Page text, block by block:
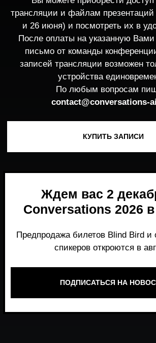
устройства единовременно.
По любым вопросам пишите
contact@conversations-ai.co m
Ждем вас 2 декабря на
Conversations 2026 в Москве
ПОДПИСАТЬСЯ НА НОВОСТИ
Место, где можно получить честный,
работает и формирует рынок генеративного